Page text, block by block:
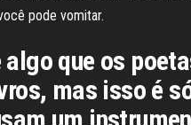
pode vomitar.
algo que os
mas isso é